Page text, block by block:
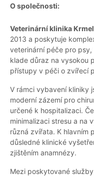
O společnosti:
Veterinární klinika
2013 a poskytuje
veterinární péče pro
klade důraz na vysokou
přístupy v péči o zvířecí
V rámci vybavení kliniky
moderní zázemí pro
určené k hospitalizaci.
minimalizaci stresu a na
různá zvířata. K hlavním
důsledné klinické
zjištěním anamnézy.
Mezi poskytované